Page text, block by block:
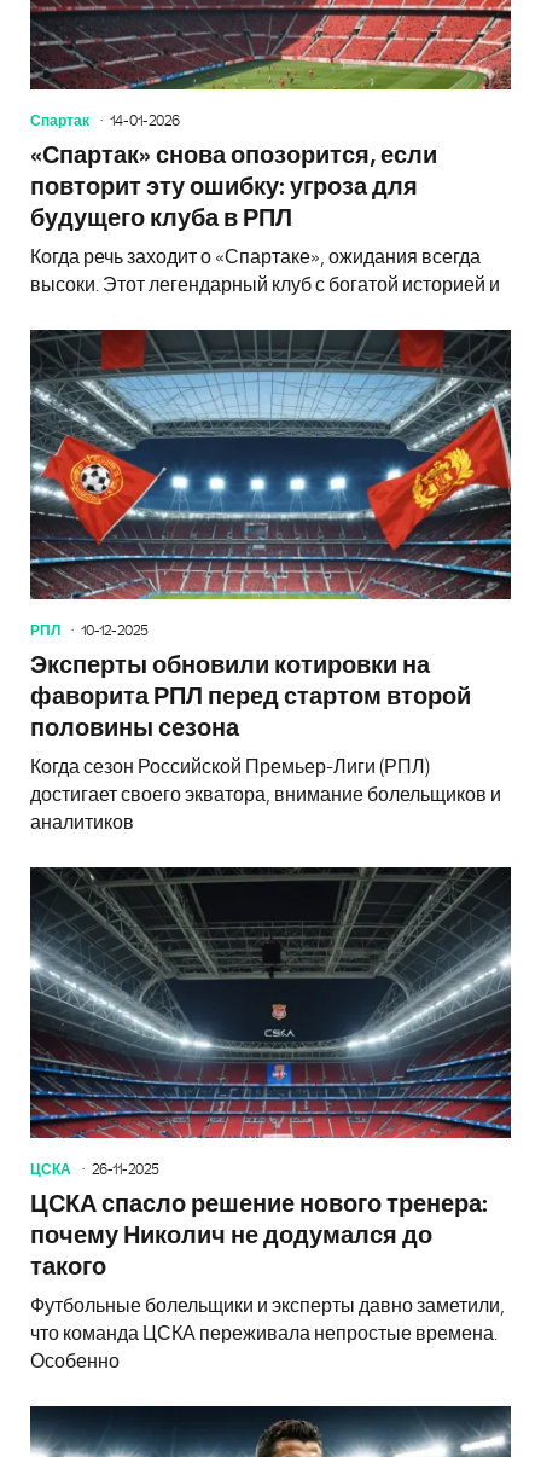
Спартак 14-01-2026
«Спартак» снова опозорится, если
повторит эту ошибку: угроза для
будущего клуба в РПЛ
Когда речь заходит о «Спартаке», ожидания всегда
высоки. Этот легендарный клуб с богатой историей и
РПЛ 10-12-2025
Эксперты обновили котировки на
фаворита РПЛ перед стартом второй
половины сезона
Когда сезон Российской Премьер-Лиги (РПЛ)
достигает своего экватора, внимание болельщиков и
аналитиков
ЦСКА 26-11-2025
ЦСКА спасло решение нового тренера:
почему Николич не додумался до
такого
Футбольные болельщики и эксперты давно заметили,
что команда ЦСКА переживала непростые времена.
Особенно